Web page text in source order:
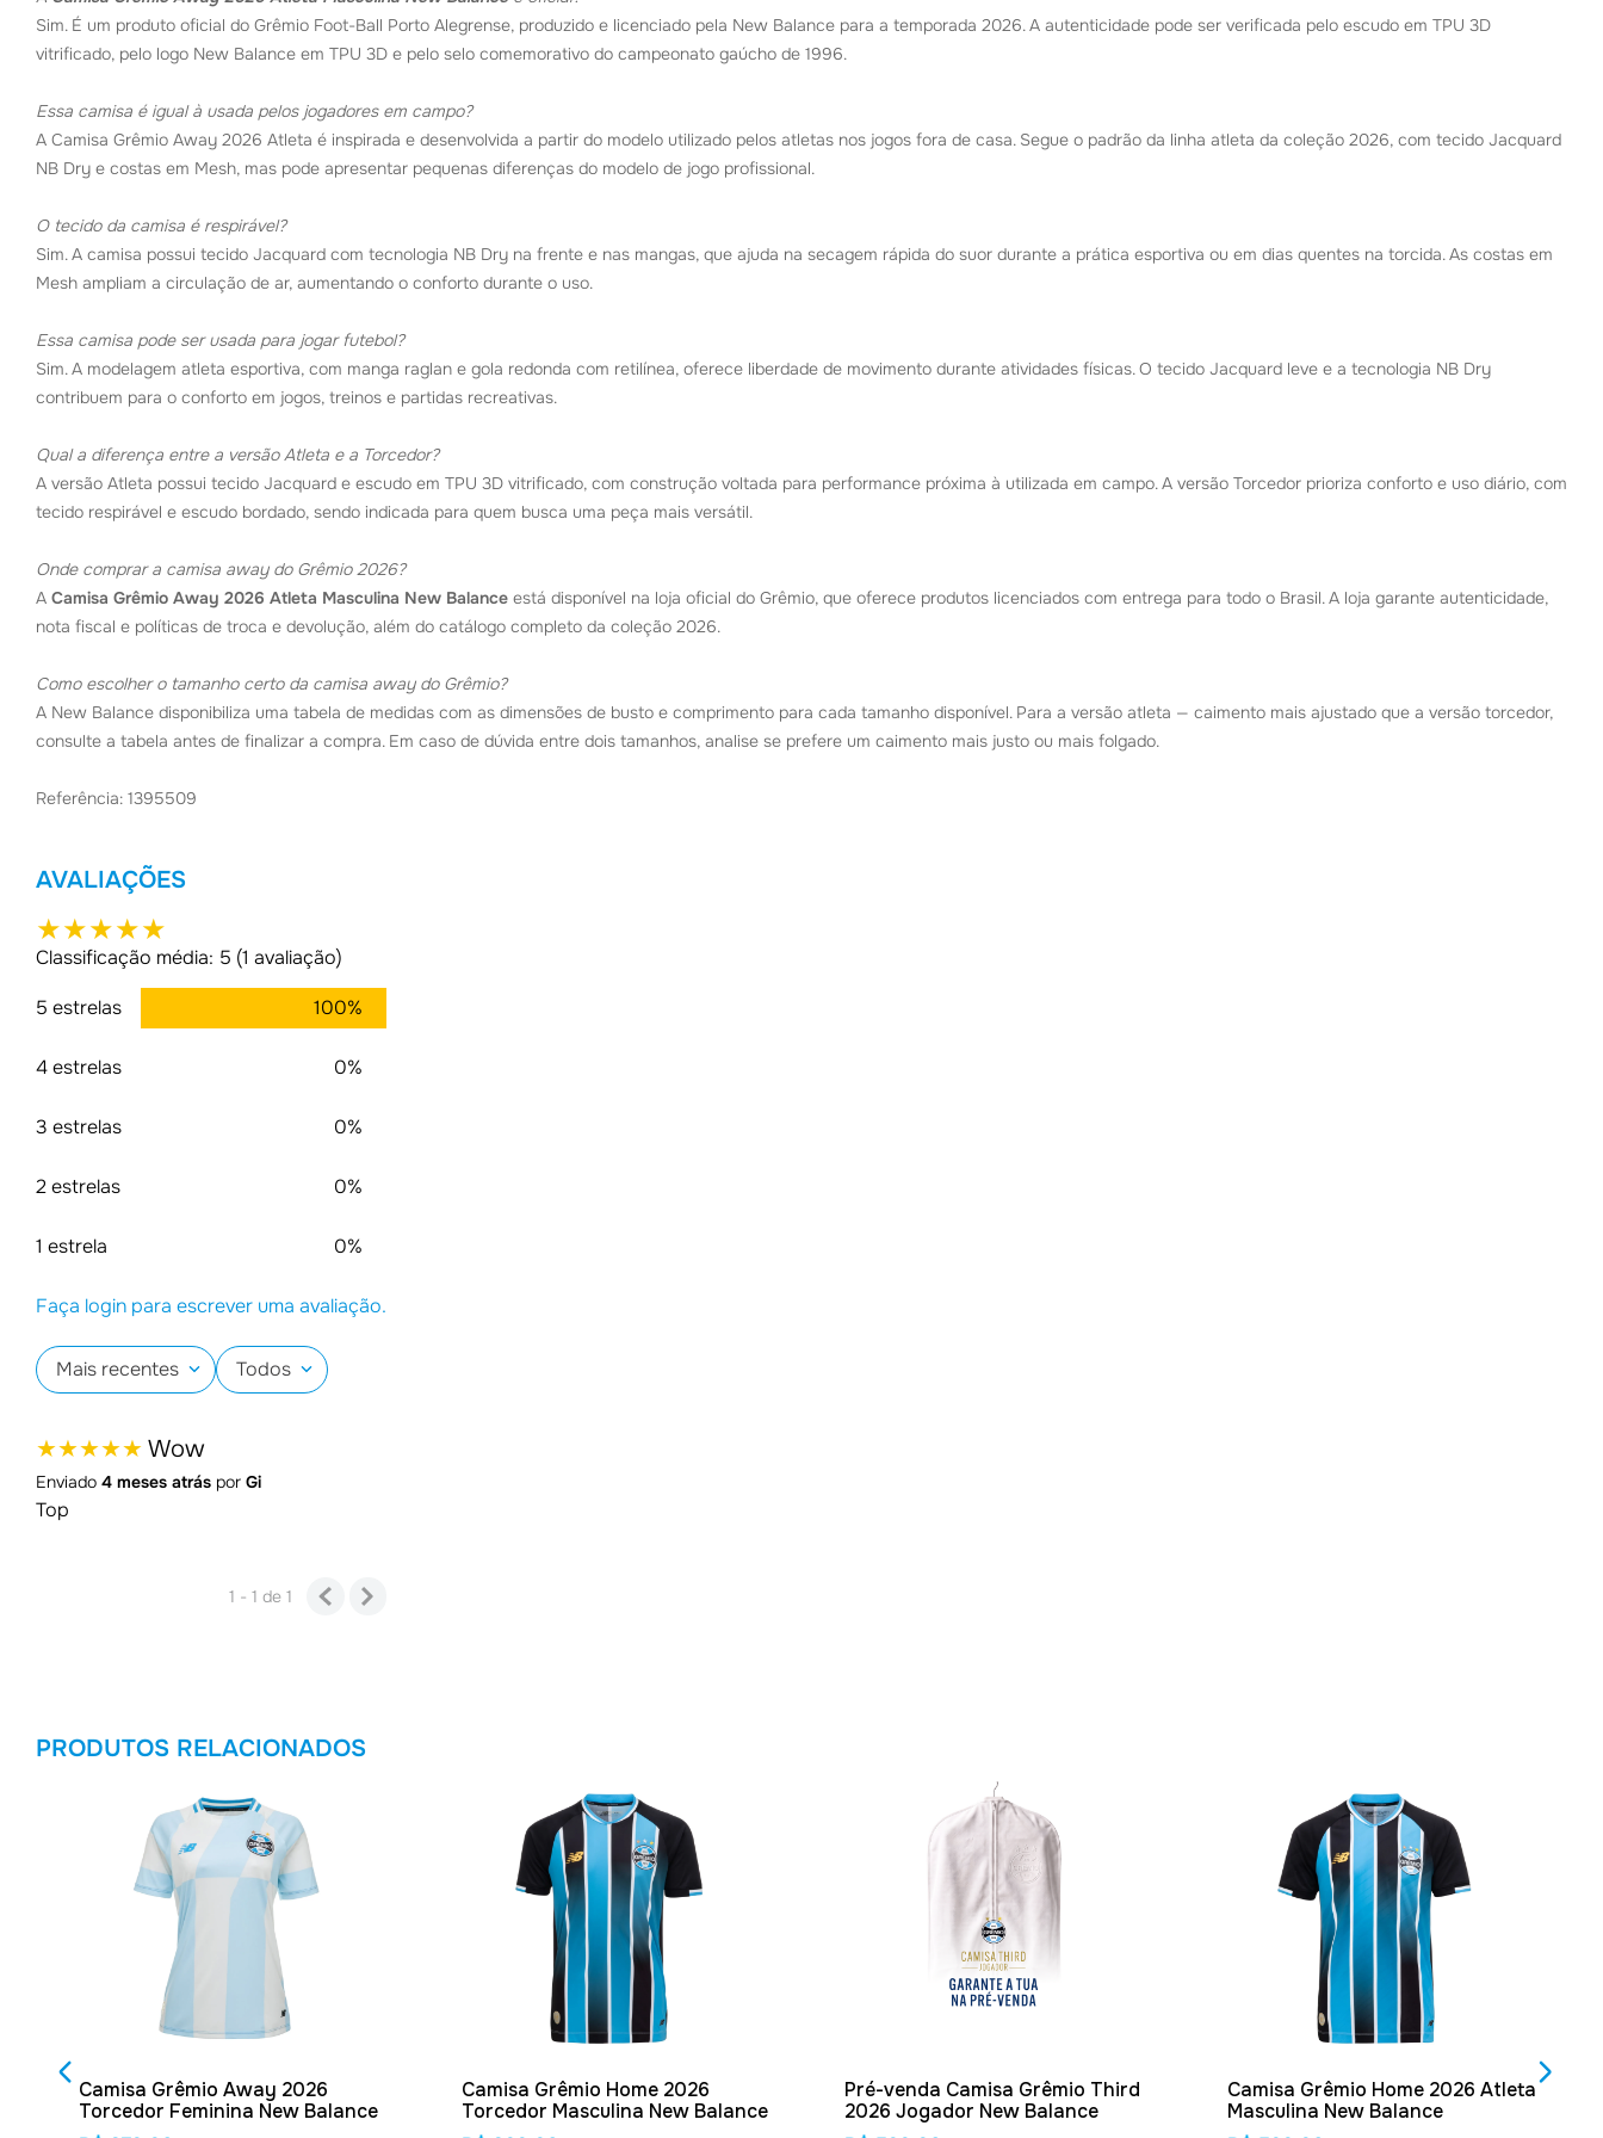
Sim. É um produto oficial do Grêmio Foot-Ball Porto Alegrense, produzido e licenciado pela New Balance para a temporada 2026. A autenticidade pode ser verificada pelo escudo em TPU 3D
vitrificado, pelo logo New Balance em TPU 3D e pelo selo comemorativo do campeonato gaúcho de 1996.
Essa camisa é igual à usada pelos jogadores em campo?
A Camisa Grêmio Away 2026 Atleta é inspirada e desenvolvida a partir do modelo utilizado pelos atletas nos jogos fora de casa. Segue o padrão da linha atleta da coleção 2026, com tecido Jacquard
NB Dry e costas em Mesh, mas pode apresentar pequenas diferenças do modelo de jogo profissional.
O tecido da camisa é respirável?
Sim. A camisa possui tecido Jacquard com tecnologia NB Dry na frente e nas mangas, que ajuda na secagem rápida do suor durante a prática esportiva ou em dias quentes na torcida. As costas em
Mesh ampliam a circulação de ar, aumentando o conforto durante o uso.
Essa camisa pode ser usada para jogar futebol?
Sim. A modelagem atleta esportiva, com manga raglan e gola redonda com retilínea, oferece liberdade de movimento durante atividades físicas. O tecido Jacquard leve e a tecnologia NB Dry
contribuem para o conforto em jogos, treinos e partidas recreativas.
Qual a diferença entre a versão Atleta e a Torcedor?
A versão Atleta possui tecido Jacquard e escudo em TPU 3D vitrificado, com construção voltada para performance próxima à utilizada em campo. A versão Torcedor prioriza conforto e uso diário, com
tecido respirável e escudo bordado, sendo indicada para quem busca uma peça mais versátil.
Onde comprar a camisa away do Grêmio 2026?
A Camisa Grêmio Away 2026 Atleta Masculina New Balance está disponível na loja oficial do Grêmio, que oferece produtos licenciados com entrega para todo o Brasil. A loja garante autenticidade,
nota fiscal e políticas de troca e devolução, além do catálogo completo da coleção 2026.
Como escolher o tamanho certo da camisa away do Grêmio?
A New Balance disponibiliza uma tabela de medidas com as dimensões de busto e comprimento para cada tamanho disponível. Para a versão atleta — caimento mais ajustado que a versão torcedor,
consulte a tabela antes de finalizar a compra. Em caso de dúvida entre dois tamanhos, analise se prefere um caimento mais justo ou mais folgado.
Referência: 1395509
AVALIAÇÕES
★★★★★
Classificação média: 5 (1 avaliação)
5 estrelas
100%
4 estrelas 0%
3 estrelas 0%
2 estrelas 0%
1 estrela 0%
Faça login para escrever uma avaliação.
Mais recentes Todos
★★★★★ Wow
Enviado 4 meses atrás por Gi
Top
1 - 1de 1
PRODUTOS RELACIONADOS
Camisa Grêmio Away 2026
Torcedor Feminina New Balance
Camisa Grêmio Home 2026
Torcedor Masculina New Balance
Pré-venda Camisa Grêmio Third
2026 Jogador New Balance
Camisa Grêmio Home 2026 Atleta
Masculina New Balance